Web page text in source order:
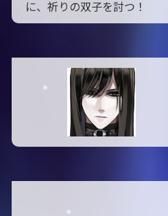
に、祈りの双子を討つ！